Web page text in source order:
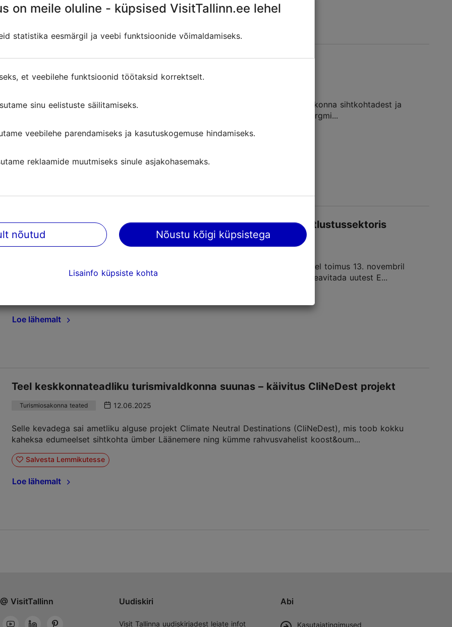
Loe lähemalt
Tallinn võõrustas CliNeDest projekti kohtumist
Turismiosakonna teated 16.12.2025
Detsembris kogunesid Tallinnasse projekti CliNeDest partnerid Läänemere piirkonna sihtkohtadest ja
rahvusvahelistest organisatsioonidest. Kohtumise eesmärk oli kokku leppida järgmi...
Salvesta Lemmikutesse
Loe lähemalt
Infopäev: Euroopa Liidu ja Eesti uute nõuete rakendamine toitlustussektoris
26.11.2025
Tallinna Strateegiakeskuse turismi- ja ringmajanduse osakondade eestvedamisel toimus 13. novembril
majutus- ja toitlustusasutustele suunatud seminar, mille eesmärk oli osapooli teavitada uutest E...
Loe lähemalt
Teel keskkonnateadliku turismivaldkonna suunas – käivitus CliNeDest projekt
Turismiosakonna teated 12.06.2025
Selle kevadega sai ametliku alguse projekt Climate Neutral Destinations (CliNeDest), mis toob kokku
kaheksa edumeelset sihtkohta ümber Läänemere ning kümme rahvusvahelist koost&oum...
Salvesta Lemmikutesse
Loe lähemalt
VisitTallinn Uudiskiri
Visit Tallinna uudiskirjadest leiate infot
Abi
Kasutajatingimused
on meile oluline - küpsised VisitTallinn.ee lehel
statistika eesmärgil ja veebi funktsioonide võimaldamiseks.
et veebilehe funktsioonid töötaksid korrektselt.
sinu eelistuste säilitamiseks.
veebilehe parendamiseks ja kasutuskogemuse hindamiseks.
reklaamide muutmiseks sinule asjakohasemaks.
nõutud Nõustu kõigi küpsistega
Lisainfo küpsiste kohta